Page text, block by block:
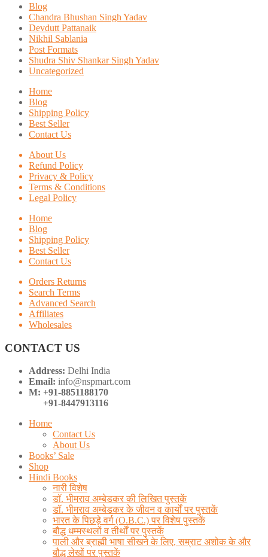
Blog
Chandra Bhushan Singh Yadav
Devdutt Pattanaik
Nikhil Sablania
Post Formats
Shudra Shiv Shankar Singh Yadav
Uncategorized
Home
Blog
Shipping Policy
Best Seller
Contact Us
About Us
Refund Policy
Privacy & Policy
Terms & Conditions
Legal Policy
Home
Blog
Shipping Policy
Best Seller
Contact Us
Orders Returns
Search Terms
Advanced Search
Affiliates
Wholesales
CONTACT US
Address: Delhi India
Email: info@nspmart.com
M: +91-8851188170
+91-8447913116
Home
Contact Us
About Us
Books’ Sale
Shop
Hindi Books
नारी विशेष
डॉ. भीमराव अम्बेडकर की लिखित पुस्तकें
डॉ. भीमराव अम्बेडकर के जीवन व कार्यों पर पुस्तकें
भारत के पिछड़े वर्ग (O.B.C.) पर विशेष पुस्तकें
बौद्ध धम्मस्थलों व तीर्थों पर पुस्तकें
पाली और ब्राह्मी भाषा सीखने के लिए, सम्राट अशोक के और
बौद्ध लेखों पर पुस्तकें